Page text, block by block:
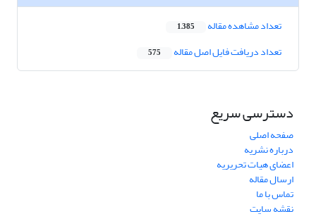
تعداد مشاهده مقاله 1,385
تعداد دریافت فایل اصل مقاله 575
دسترسی سریع
صفحه اصلی
درباره نشریه
اعضای هیات تحریریه
ارسال مقاله
تماس با ما
نقشه سایت